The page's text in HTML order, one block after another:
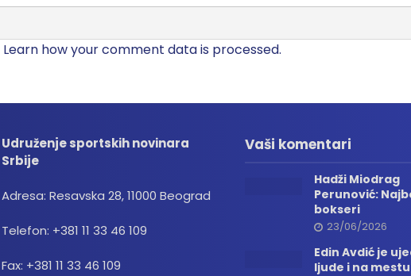
Learn how your comment data is processed.
Udruženje sportskih novinara
Srbije
Adresa: Resavska 28, 11000 Beograd
Telefon: +381 11 33 46 109
Fax: +381 11 33 46 109
Vaši komentari
Hadži Miodrag
Perunović:
bokseri
23/06/2026
Edin Avdić je
ljude i na